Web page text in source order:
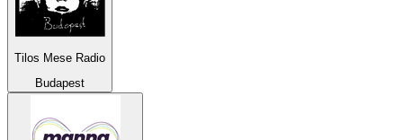
Tilos Mese Radio
Budapest